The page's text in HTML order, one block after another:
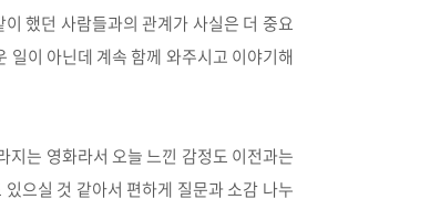
했던 사람들과의 관계가 사실은 더 중요
일이 아닌데 계속 함께 와주시고 이야기해
지는 영화라서 오늘 느낀 감정도 이전과는
으실 것 같아서 편하게 질문과 소감 나누